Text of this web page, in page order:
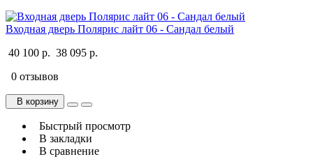
Входная дверь Полярис лайт 06 - Сандал белый
40 100 р. 38 095 р.
0 отзывов
В корзину
Быстрый просмотр
В закладки
В сравнение